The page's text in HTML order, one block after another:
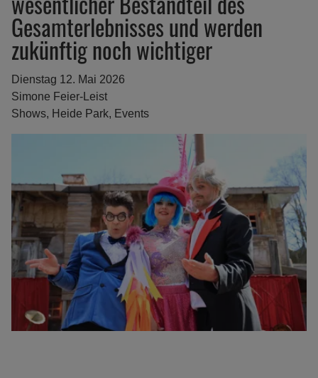
Gesamterlebnisses und werden
zukünftig noch wichtiger
Dienstag 12. Mai 2026
Simone Feier-Leist
Shows, Heide Park, Events